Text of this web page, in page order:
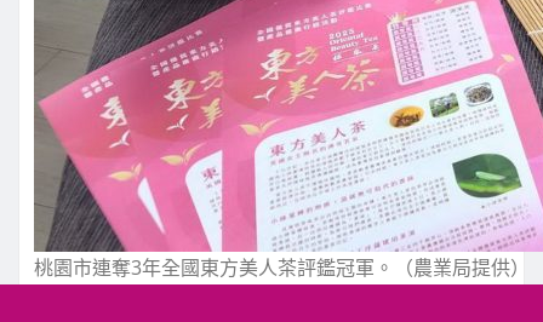
桃園市連奪3年全國東方美人茶評鑑冠軍。（農業局提供）